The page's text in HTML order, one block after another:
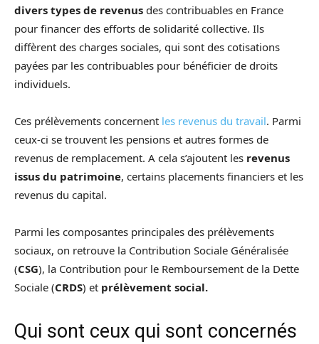
divers types de revenus des contribuables en France
pour financer des efforts de solidarité collective. Ils
diffèrent des charges sociales, qui sont des cotisations
payées par les contribuables pour bénéficier de droits
individuels.
Ces prélèvements concernent les revenus du travail. Parmi
ceux-ci se trouvent les pensions et autres formes de
revenus de remplacement. A cela s’ajoutent les revenus
issus du patrimoine, certains placements financiers et les
revenus du capital.
Parmi les composantes principales des prélèvements
sociaux, on retrouve la Contribution Sociale Généralisée
(CSG), la Contribution pour le Remboursement de la Dette
Sociale (CRDS) et prélèvement social.
Qui sont ceux qui sont concernés